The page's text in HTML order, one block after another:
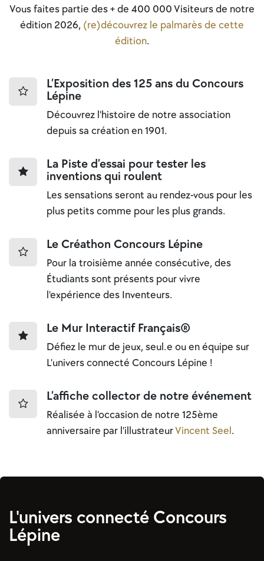
Vous faites partie des + de 400 000 Visiteurs de notre
édition 2026, (re)découvrez le palmarès de cette
édition.
L’Exposition des 125 ans du Concours
Lépine
Découvrez l'histoire de notre association
depuis sa création en 1901.
La Piste d’essai pour tester les
inventions qui roulent
Les sensations seront au rendez-vous pour les
plus petits comme pour les plus grands.
Le Créathon Concours Lépine
Pour la troisième année consécutive, des
Étudiants sont présents pour vivre
l'expérience des Inventeurs.
Le Mur Interactif Français®
Défiez le mur de jeux, seul.e ou en équipe sur
L'univers connecté Concours Lépine !
L’affiche collector de notre événement
Réalisée à l'occasion de notre 125ème
anniversaire par l'illustrateurVincent Seel.
L'univers connecté Concours
Lépine